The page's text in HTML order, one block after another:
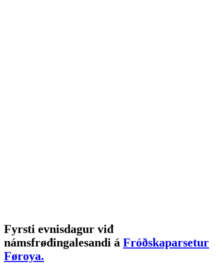
Fyrsti evnisdagur viđ
námsfrøđingalesandi á Fróðskaparsetur
Føroya.